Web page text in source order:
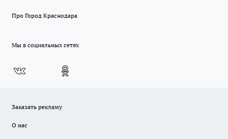
Про Город Краснодара
Мы в социальных сетях
Заказать рекламу
О нас